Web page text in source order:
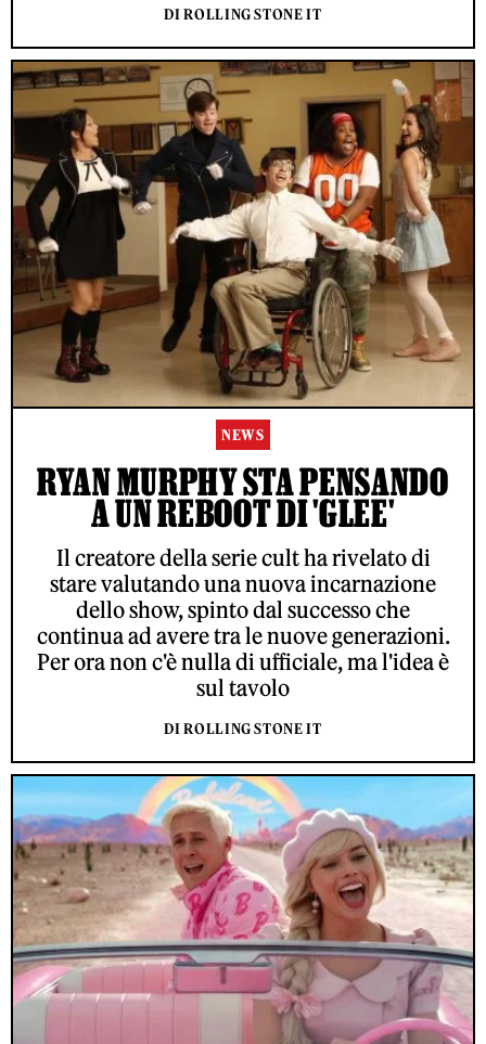
DI ROLLING STONE IT
NEWS
RYAN MURPHY STA PENSANDO
A UN REBOOT DI 'GLEE'
Il creatore della serie cult ha rivelato di
stare valutando una nuova incarnazione
dello show, spinto dal successo che
continua ad avere tra le nuove generazioni.
Per ora non c'è nulla di ufficiale, ma l'idea è
sul tavolo
DI ROLLING STONE IT